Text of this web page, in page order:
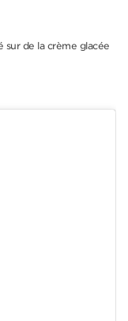
sur de la crème glacée